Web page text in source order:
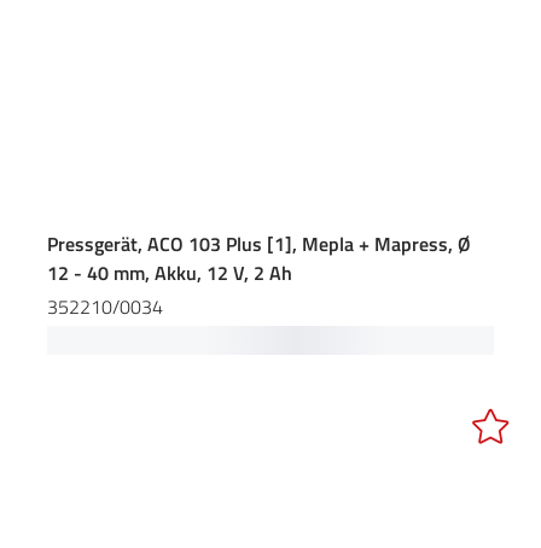
Pressgerät, ACO 103 Plus [1], Mepla + Mapress, Ø
12 - 40 mm, Akku, 12 V, 2 Ah
352210/0034